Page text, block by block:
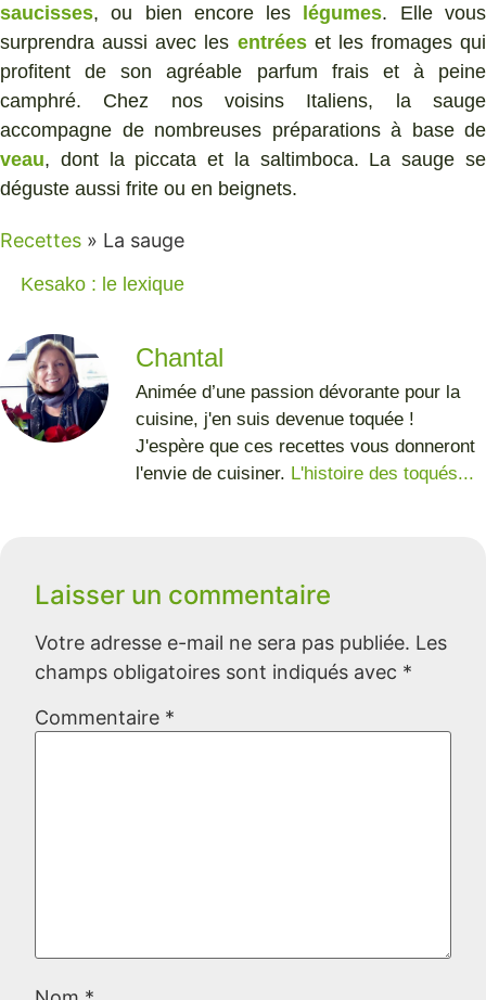
saucisses, ou bien encore les légumes. Elle vous
surprendra aussi avec les entréeset les fromages qui
profitent de son agréable parfum frais et à peine
camphré. Chez nos voisins Italiens, la sauge
accompagne de nombreuses préparations à base de
veau, dont la piccata et la saltimboca. La sauge se
déguste aussi frite ou en beignets.
Recettes » La sauge
Kesako : le lexique
Chantal
Animée d’une passion dévorante pour la
cuisine, j'en suis devenue toquée !
J'espère que ces recettes vous donneront
l'envie de cuisiner. L'histoire des toqués...
Laisser un commentaire
Votre adresse e-mail ne sera pas publiée. Les
champs obligatoires sont indiqués avec *
Commentaire *